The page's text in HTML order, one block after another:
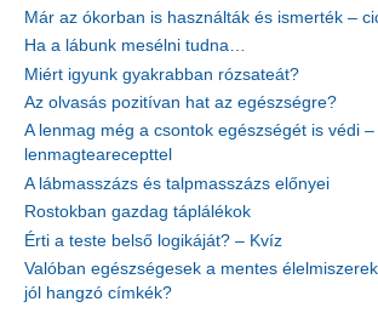
Már az ókorban is használták és ismerték –
Ha a lábunk mesélni tudna…
Miért igyunk gyakrabban rózsateát?
Az olvasás pozitívan hat az egészségre?
A lenmag még a csontok egészségét is védi
lenmagtearecepttel
A lábmasszázs és talpmasszázs előnyei
Rostokban gazdag táplálékok
Érti a teste belső logikáját? – Kvíz
Valóban egészségesek a mentes
jól hangzó címkék?